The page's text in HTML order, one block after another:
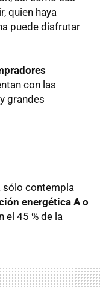
quien haya
puede disfrutar
con las
grandes
sólo contempla
energética A o
el 45 % de la